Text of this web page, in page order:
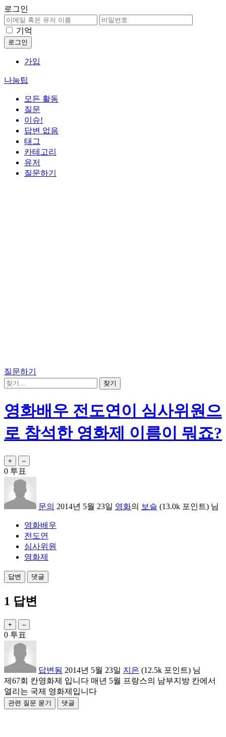
로그인
기억
가입
나눔팁
모든 활동
질문
이슈!
답변 없음
태그
카테고리
유저
질문하기
질문하기
영화배우 전도연이 심사위원으
로 참석한 영화제 이름이 뭐죠?
0 투표
문의 2014년 5월 23일 영화의 보슬 (13.0k 포인트) 님
영화배우
전도연
심사위원
영화제
1 답변
0 투표
답변됨 2014년 5월 23일 지은 (12.5k 포인트) 님
제67회 칸영화제 입니다 매년 5월 프랑스의 남부지방 칸에서
열리는 국제 영화제입니다